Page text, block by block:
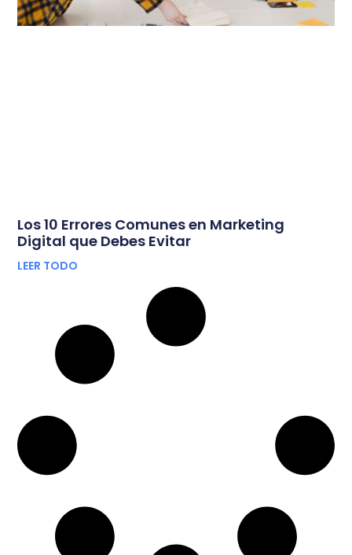
Los 10 Errores Comunes en Marketing
Digital que Debes Evitar
LEER TODO